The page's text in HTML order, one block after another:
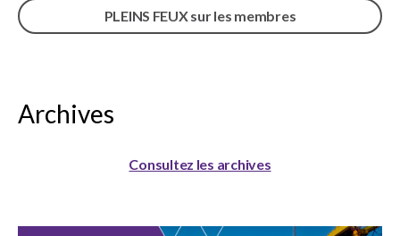
PLEINS FEUX sur les membres
Archives
Consultez les archives